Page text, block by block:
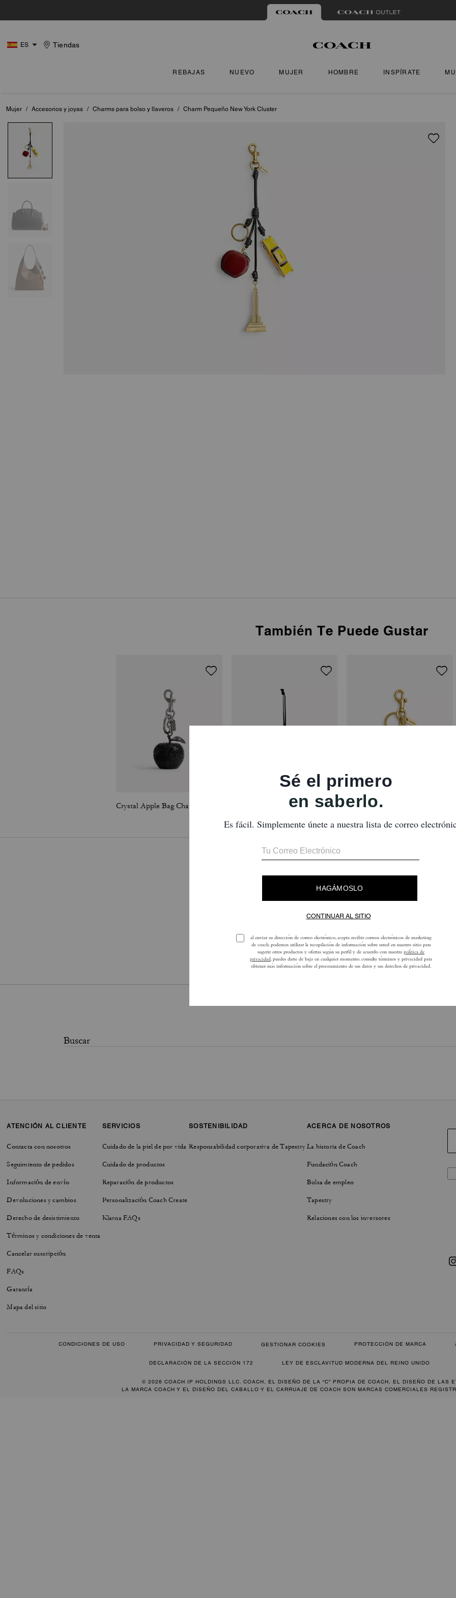
ES Tiendas
REBAJAS NUEVO MUJER HOMBRE INSPÍRATE
Mujer / Accesorios y joyas / Charms para bolso y llaveros / Charm Pequeño New York Cluster
También Te Puede Gustar
Crystal Apple Bag Charm Gingerbread Man Ornament Frog Bag Charm
Para obtener más información sobre cómo verificamos nuestras reseñas, lee más
ATENCIÓN AL CLIENTE
Contacta con nosotros
Seguimiento de pedidos
Información de envío
Devoluciones y cambios
Derecho de desistimiento
Términos y condiciones de venta
Cancelar suscripción
FAQs
Garantía
Mapa del sitio
SERVICIOS
Cuidado de la piel de por vida
Cuidado de productos
Reparación de productos
Personalización Coach Create
Klarna FAQs
SOSTENIBILIDAD
Responsabilidad corporativa de Tapestry
ACERCA DE NOSOTROS
La historia de Coach
Fundación Coach
Bolsa de empleo
Tapestry
Relaciones con los inversores
CONDICIONES DE USO PRIVACIDAD Y SEGURIDAD GESTIONAR COOKIES PROTECCIÓN DE MARCA
DECLARACIÓN DE LA SECCIÓN 172 LEY DE ESCLAVITUD MODERNA DEL REINO UNIDO
© 2026 COACH IP HOLDINGS LLC. COACH, EL DISEÑO DE LA “C” PROPIA DE COACH, EL DISEÑO DE LAS
LA MARCA COACH Y EL DISEÑO DEL CABALLO Y EL CARRUAJE DE COACH SON MARCAS COMERCIALES